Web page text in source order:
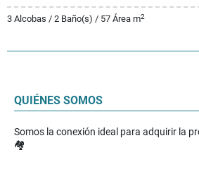
3 Alcobas / 2 Baño(s) / 57 Área m2
QUIÉNES SOMOS
Somos la conexión ideal para adquirir la
🏘️